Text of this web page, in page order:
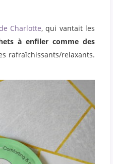
Charlotte, qui vantait les
à enfiler comme des
rafraîchissants/relaxants.